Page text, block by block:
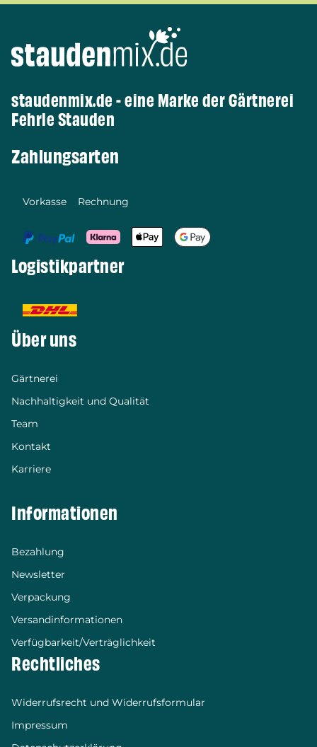
staudenmix.de - eine Marke der Gärtnerei
Fehrle Stauden
Zahlungsarten
Vorkasse Rechnung
Logistikpartner
Über uns
Gärtnerei
Nachhaltigkeit und Qualität
Team
Kontakt
Karriere
Informationen
Bezahlung
Newsletter
Verpackung
Versandinformationen
Verfügbarkeit/Verträglichkeit
Rechtliches
Widerrufsrecht und Widerrufsformular
Impressum